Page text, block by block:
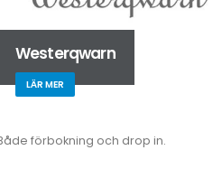
Westerqwarn
LÄR MER
förbokning och drop in.